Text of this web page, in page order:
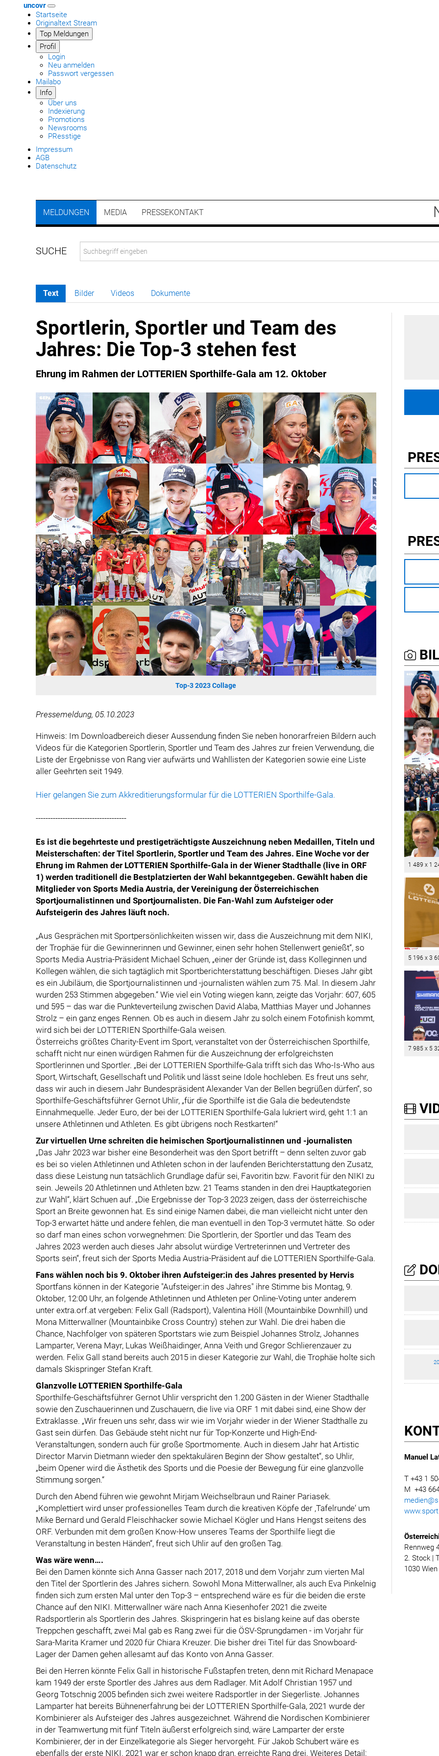
uncovr
Startseite
Originaltext Stream
Top Meldungen
Profil
Login
Neu anmelden
Passwort vergessen
Mailabo
Info
Über uns
Indexierung
Promotions
Newsrooms
PResstige
Impressum
AGB
Datenschutz
MELDUNGEN MEDIA PRESSEKONTAKT
Text Bilder Videos Dokumente
Sportlerin, Sportler und Team des
Jahres: Die Top-3 stehen fest
Ehrung im Rahmen der LOTTERIEN Sporthilfe-Gala am 12. Oktober
Top-3 2023 Collage
Pressemeldung, 05.10.2023
Hinweis: Im Downloadbereich dieser Aussendung finden Sie neben honorarfreien Bildern auch
Videos für die Kategorien Sportlerin, Sportler und Team des Jahres zur freien Verwendung, die
Liste der Ergebnisse von Rang vier aufwärts und Wahllisten der Kategorien sowie eine Liste
aller Geehrten seit 1949.
Hier gelangen Sie zum Akkreditierungsformular für die LOTTERIEN Sporthilfe-Gala.
-------------------------------------
Es ist die begehrteste und prestigeträchtigste Auszeichnung neben Medaillen, Titeln und
Meisterschaften: der Titel Sportlerin, Sportler und Team des Jahres. Eine Woche vor der
Ehrung im Rahmen der LOTTERIEN Sporthilfe-Gala in der Wiener Stadthalle (live in ORF
1) werden traditionell die Bestplatzierten der Wahl bekanntgegeben. Gewählt haben die
Mitglieder von Sports Media Austria, der Vereinigung der Österreichischen
Sportjournalistinnen und Sportjournalisten. Die Fan-Wahl zum Aufsteiger oder
Aufsteigerin des Jahres läuft noch.
„Aus Gesprächen mit Sportpersönlichkeiten wissen wir, dass die Auszeichnung mit dem NIKI,
der Trophäe für die Gewinnerinnen und Gewinner, einen sehr hohen Stellenwert genießt“, so
Sports Media Austria-Präsident Michael Schuen, „einer der Gründe ist, dass Kolleginnen und
Kollegen wählen, die sich tagtäglich mit Sportberichterstattung beschäftigen. Dieses Jahr gibt
es ein Jubiläum, die Sportjournalistinnen und -journalisten wählen zum 75. Mal. In diesem Jahr
wurden 253 Stimmen abgegeben.“ Wie viel ein Voting wiegen kann, zeigte das Vorjahr: 607, 605
und 595 – das war die Punkteverteilung zwischen David Alaba, Matthias Mayer und Johannes
Strolz – ein ganz enges Rennen. Ob es auch in diesem Jahr zu solch einem Fotofinish kommt,
wird sich bei der LOTTERIEN Sporthilfe-Gala weisen.
Österreichs größtes Charity-Event im Sport, veranstaltet von der Österreichischen Sporthilfe,
schafft nicht nur einen würdigen Rahmen für die Auszeichnung der erfolgreichsten
Sportlerinnen und Sportler. „Bei der LOTTERIEN Sporthilfe-Gala trifft sich das Who-Is-Who aus
Sport, Wirtschaft, Gesellschaft und Politik und lässt seine Idole hochleben. Es freut uns sehr,
dass wir auch in diesem Jahr Bundespräsident Alexander Van der Bellen begrüßen dürfen“, so
Sporthilfe-Geschäftsführer Gernot Uhlir, „für die Sporthilfe ist die Gala die bedeutendste
Einnahmequelle. Jeder Euro, der bei der LOTTERIEN Sporthilfe-Gala lukriert wird, geht 1:1 an
unsere Athletinnen und Athleten. Es gibt übrigens noch Restkarten!“
Zur virtuellen Urne schreiten die heimischen Sportjournalistinnen und -journalisten
„Das Jahr 2023 war bisher eine Besonderheit was den Sport betrifft – denn selten zuvor gab
es bei so vielen Athletinnen und Athleten schon in der laufenden Berichterstattung den Zusatz,
dass diese Leistung nun tatsächlich Grundlage dafür sei, Favoritin bzw. Favorit für den NIKI zu
sein. Jeweils 20 Athletinnen und Athleten bzw. 21 Teams standen in den drei Hauptkategorien
zur Wahl“, klärt Schuen auf. „Die Ergebnisse der Top-3 2023 zeigen, dass der österreichische
Sport an Breite gewonnen hat. Es sind einige Namen dabei, die man vielleicht nicht unter den
Top-3 erwartet hätte und andere fehlen, die man eventuell in den Top-3 vermutet hätte. So oder
so darf man eines schon vorwegnehmen: Die Sportlerin, der Sportler und das Team des
Jahres 2023 werden auch dieses Jahr absolut würdige Vertreterinnen und Vertreter des
Sports sein“, freut sich der Sports Media Austria-Präsident auf die LOTTERIEN Sporthilfe-Gala.
Fans wählen noch bis 9. Oktober ihren Aufsteiger:in des Jahres presented by Hervis
Sportfans können in der Kategorie "Aufsteiger:in des Jahres" ihre Stimme bis Montag, 9.
Oktober, 12:00 Uhr, an folgende Athletinnen und Athleten per Online-Voting unter anderem
unter extra.orf.at vergeben: Felix Gall (Radsport), Valentina Höll (Mountainbike Downhill) und
Mona Mitterwallner (Mountainbike Cross Country) stehen zur Wahl. Die drei haben die
Chance, Nachfolger von späteren Sportstars wie zum Beispiel Johannes Strolz, Johannes
Lamparter, Verena Mayr, Lukas Weißhaidinger, Anna Veith und Gregor Schlierenzauer zu
werden. Felix Gall stand bereits auch 2015 in dieser Kategorie zur Wahl, die Trophäe holte sich
damals Skispringer Stefan Kraft.
Glanzvolle LOTTERIEN Sporthilfe-Gala
Sporthilfe-Geschäftsführer Gernot Uhlir verspricht den 1.200 Gästen in der Wiener Stadthalle
sowie den Zuschauerinnen und Zuschauern, die live via ORF 1 mit dabei sind, eine Show der
Extraklasse. „Wir freuen uns sehr, dass wir wie im Vorjahr wieder in der Wiener Stadthalle zu
Gast sein dürfen. Das Gebäude steht nicht nur für Top-Konzerte und High-End-
Veranstaltungen, sondern auch für große Sportmomente. Auch in diesem Jahr hat Artistic
Director Marvin Dietmann wieder den spektakulären Beginn der Show gestaltet“, so Uhlir,
„beim Opener wird die Ästhetik des Sports und die Poesie der Bewegung für eine glanzvolle
Stimmung sorgen.“
Durch den Abend führen wie gewohnt Mirjam Weichselbraun und Rainer Pariasek.
„Komplettiert wird unser professionelles Team durch die kreativen Köpfe der ,Tafelrunde‘ um
Mike Bernard und Gerald Fleischhacker sowie Michael Kögler und Hans Hengst seitens des
ORF. Verbunden mit dem großen Know-How unseres Teams der Sporthilfe liegt die
Veranstaltung in besten Händen“, freut sich Uhlir auf den großen Tag.
Was wäre wenn….
Bei den Damen könnte sich Anna Gasser nach 2017, 2018 und dem Vorjahr zum vierten Mal
den Titel der Sportlerin des Jahres sichern. Sowohl Mona Mitterwallner, als auch Eva Pinkelnig
finden sich zum ersten Mal unter den Top-3 – entsprechend wäre es für die beiden die erste
Chance auf den NIKI. Mitterwallner wäre nach Anna Kiesenhofer 2021 die zweite
Radsportlerin als Sportlerin des Jahres. Skispringerin hat es bislang keine auf das oberste
Treppchen geschafft, zwei Mal gab es Rang zwei für die ÖSV-Sprungdamen - im Vorjahr für
Sara-Marita Kramer und 2020 für Chiara Kreuzer. Die bisher drei Titel für das Snowboard-
Lager der Damen gehen allesamt auf das Konto von Anna Gasser.
Bei den Herren könnte Felix Gall in historische Fußstapfen treten, denn mit Richard Menapace
kam 1949 der erste Sportler des Jahres aus dem Radlager. Mit Adolf Christian 1957 und
Georg Totschnig 2005 befinden sich zwei weitere Radsportler in der Siegerliste. Johannes
Lamparter hat bereits Bühnenerfahrung bei der LOTTERIEN Sporthilfe-Gala, 2021 wurde der
Kombinierer als Aufsteiger des Jahres ausgezeichnet. Während die Nordischen Kombinierer
in der Teamwertung mit fünf Titeln äußerst erfolgreich sind, wäre Lamparter der erste
Kombinierer, der in der Einzelkategorie als Sieger hervorgeht. Für Jakob Schubert wäre es
ebenfalls der erste NIKI. 2021 war er schon knapp dran, erreichte Rang drei. Weiteres Detail:
1 489 x 1
5 196 x 3
7 985 x 5
Manuel
T +43 1
M +43
Rennweg
2. Stock |
1030 Wien